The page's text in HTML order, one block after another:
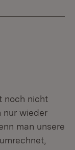
noch nicht
nur wieder
man unsere